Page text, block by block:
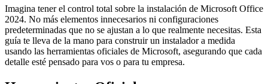
Imagina tener el control total sobre la instalación de Microsoft Office
2024. No más elementos innecesarios ni configuraciones
predeterminadas que no se ajustan a lo que realmente necesitas. Esta
guía te lleva de la mano para construir un instalador a medida
usando las herramientas oficiales de Microsoft, asegurando que cada
detalle esté pensado para vos o para tu empresa.